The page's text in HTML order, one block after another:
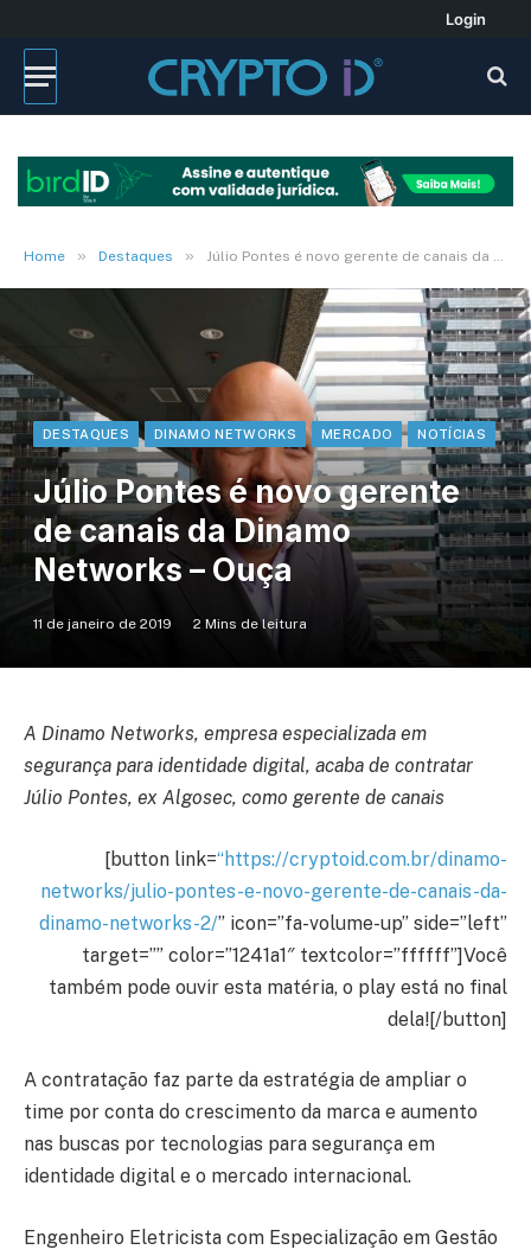
Login
Home » Destaques » Júlio Pontes é novo gerente de canais da Dinamo Networks – Ouça
DESTAQUES DINAMO NETWORKS MERCADO NOTÍCIAS
Júlio Pontes é novo gerente
de canais da Dinamo
Networks – Ouça
11 de janeiro de 2019 2 Mins de leitura
A Dinamo Networks, empresa especializada em
segurança para identidade digital, acaba de contratar
Júlio Pontes, ex Algosec, como gerente de canais
[button link=“https://cryptoid.com.br/dinamo-
networks/julio-pontes-e-novo-gerente-de-canais-da-
dinamo-networks-2/” icon=”fa-volume-up” side=”left”
target=”” color=”1241a1″ textcolor=”ffffff”]Você
também pode ouvir esta matéria, o play está no final
dela![/button]
A contratação faz parte da estratégia de ampliar o
time por conta do crescimento da marca e aumento
nas buscas por tecnologias para segurança em
identidade digital e o mercado internacional.
Engenheiro Eletricista com Especialização em Gestão